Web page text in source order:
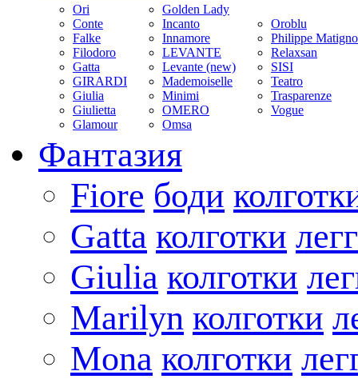
Ori
Conte
Falke
Filodoro
Gatta
GIRARDI
Giulia
Giulietta
Glamour
Golden Lady
Incanto
Innamore
LEVANTE
Levante (new)
Mademoiselle
Minimi
OMERO
Omsa
Oroblu
Philippe
Relaxsan
SISI
Teatro
Trasparenze
Vogue
Фантазия
Fiore боди
Gatta колготки
Giulia колготки
Marilyn колготки
Mona колготки